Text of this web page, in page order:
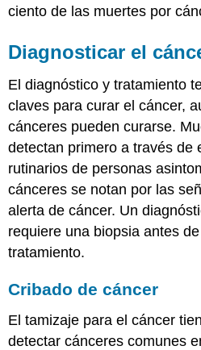
ciento de las muertes por
Diagnosticar el
El diagnóstico y tratamiento
claves para curar el cáncer,
cánceres pueden curarse.
detectan primero a través de
rutinarios de personas
cánceres se notan por las
alerta de cáncer. Un
requiere una biopsia antes
tratamiento.
Cribado de cáncer
El tamizaje para el cáncer
detectar cánceres comunes